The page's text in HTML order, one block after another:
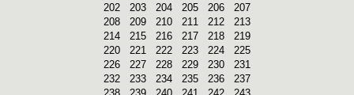
202
203 204 205 206
207
208
209 210 211 212
213
214
215 216 217 218
219
220
221 222 223 224
225
226
227 228 229 230
231
232
233 234 235 236
237